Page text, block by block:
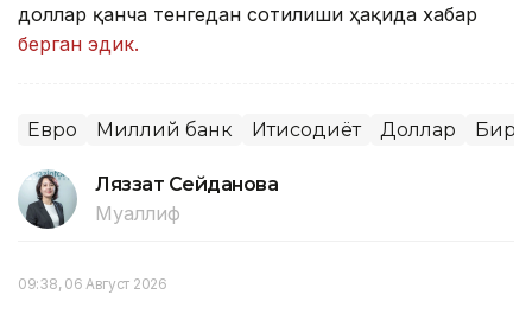
доллар қанча тенгедан сотилиши ҳақида хабар
берган эдик.
Евро Миллий банк Иқтисодиёт Доллар
Ляззат Сейданова
Муаллиф
09:38, 06 Август 2026